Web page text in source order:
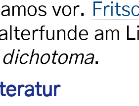
vor.
am
.